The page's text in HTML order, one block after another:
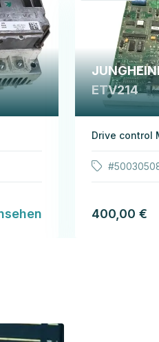
ETV214
Drive control
400,00 €